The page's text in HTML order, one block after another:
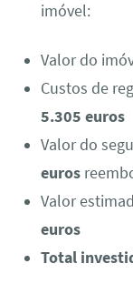
imóvel:
Valor do
Custos de
5.305 euros
Valor do
euros
Valor
euros
Total